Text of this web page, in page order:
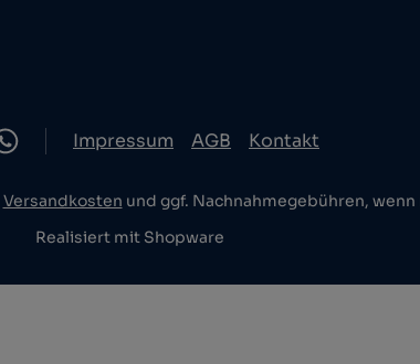
Impressum AGB Kontakt
Versandkosten und ggf. Nachnahmegebühren,
Realisiert mit Shopware